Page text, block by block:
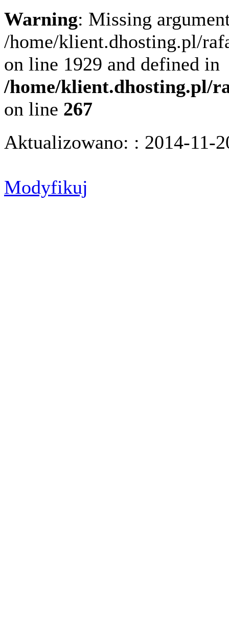
Warning: Missing
/home/klient.dhosting.pl/
on line 1929 and defined in
/home/klient.dhosting.pl/
on line 267
Aktualizowano: : 2014-11-
Modyfikuj